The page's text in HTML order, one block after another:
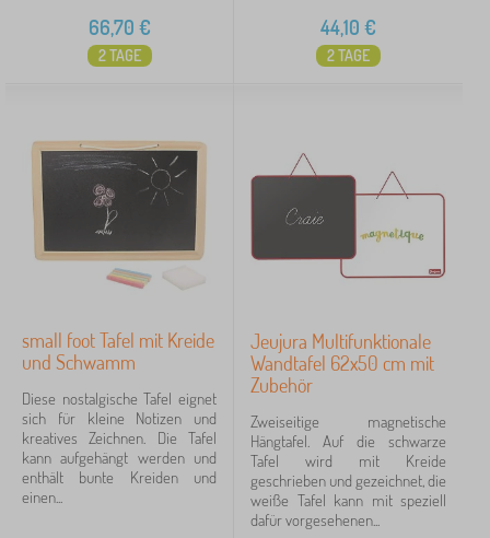
66,70 €
2 TAGE
44,10 €
2 TAGE
small foot Tafel mit Kreide
und Schwamm
Diese nostalgische Tafel eignet
sich für kleine Notizen und
kreatives Zeichnen. Die Tafel
kann aufgehängt werden und
enthält bunte Kreiden und
einen...
Jeujura Multifunktionale
Wandtafel 62x50 cm mit
Zubehör
Zweiseitige magnetische
Hängtafel. Auf die schwarze
Tafel wird mit Kreide
geschrieben und gezeichnet, die
weiße Tafel kann mit speziell
dafür vorgesehenen...